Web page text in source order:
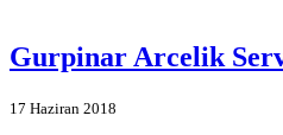
Gurpinar Arcelik
17 Haziran 2018